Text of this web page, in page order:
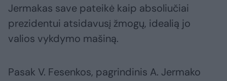
Jermakas save pateikė kaip absoliučiai
prezidentui atsidavusį žmogų, idealią jo
valios vykdymo mašiną.
Pasak V. Fesenkos, pagrindinis A. Jermako